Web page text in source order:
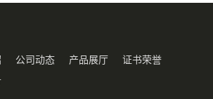
公司动态 产品展厅 证书荣誉